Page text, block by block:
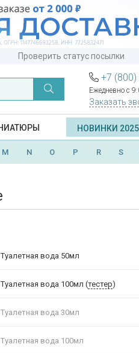
Проверить статус посылки
+7 (800)
Ежедневно с
Заказать
НОВИНКИ 2025
M N O P R S
Туалетная вода 50мл
Туалетная вода 100мл (тестер)
Туалетная вода 30мл
Туалетная вода 100мл